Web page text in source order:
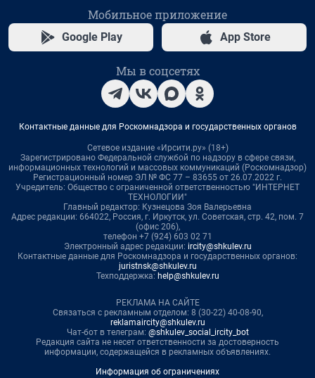
Мобильное приложение
Google Play App Store
Мы в соцсетях
Контактные данные для Роскомнадзора и государственных органов
Сетевое издание «Ирсити.ру» (18+)
Зарегистрировано Федеральной службой по надзору в сфере связи,
информационных технологий и массовых коммуникаций (Роскомнадзор)
Регистрационный номер ЭЛ № ФС 77 – 83655 от 26.07.2022 г.
Учредитель: Общество с ограниченной ответственностью "ИНТЕРНЕТ
ТЕХНОЛОГИИ"
Главный редактор: Кузнецова Зоя Валерьевна
Адрес редакции: 664022, Россия, г. Иркутск, ул. Советская, стр. 42, пом. 7
(офис 206),
телефон +7 (924) 603 02 71
Электронный адрес редакции: ircity@shkulev.ru
Контактные данные для Роскомнадзора и государственных органов:
juristnsk@shkulev.ru
Техподдержка: help@shkulev.ru
РЕКЛАМА НА САЙТЕ
Связаться с рекламным отделом: 8 (30-22) 40-08-90,
reklamaircity@shkulev.ru
Чат-бот в телеграм: @shkulev_social_ircity_bot
Редакция сайта не несет ответственности за достоверность
информации, содержащейся в рекламных объявлениях.
Информация об ограничениях